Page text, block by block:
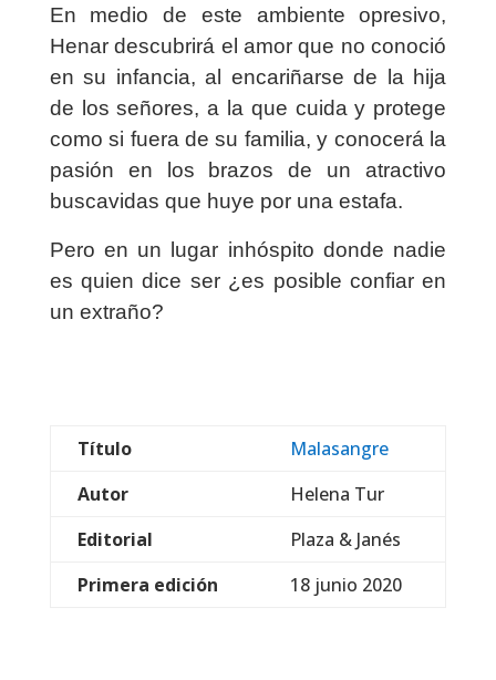
En medio de este ambiente opresivo,
Henar descubrirá el amor que no conoció
en su infancia, al encariñarse de la hija
de los señores, a la que cuida y protege
como si fuera de su familia, y conocerá la
pasión en los brazos de un atractivo
buscavidas que huye por una estafa.
Pero en un lugar inhóspito donde nadie
es quien dice ser ¿es posible confiar en
un extraño?
Título
Malasangre
Autor
Helena Tur
Editorial
Plaza & Janés
Primera edición
18 junio 2020